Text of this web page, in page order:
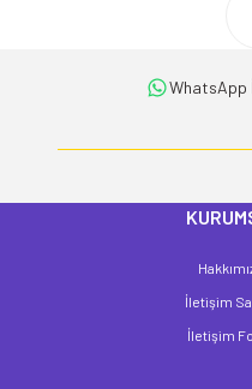
Ürün açıklamasında
Ürün fiyatı diğerWhatsApp
İletişim
İletişim